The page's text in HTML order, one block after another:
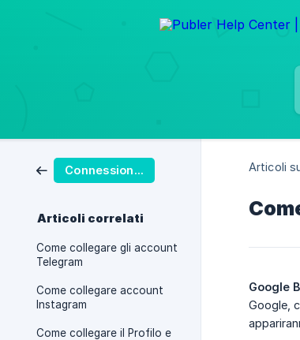
Connessione Degli Account Social
Articoli correlati
Come collegare gli account
Telegram
Come collegare account
Instagram
Come collegare il Profilo e
Articoli
Google
Google,